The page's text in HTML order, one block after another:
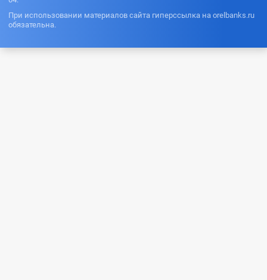
При использовании материалов сайта гиперссылка на orelbanks.ru
обязательна.